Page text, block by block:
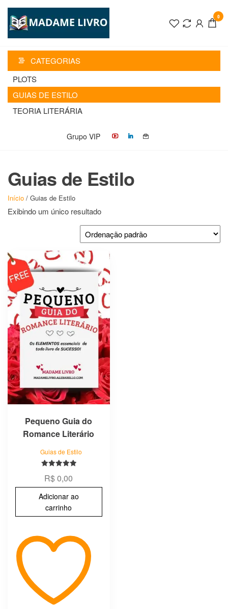
Pular
para
MADAME
0
CATEGORIAS
PLOTS
GUIAS DE ESTILO
TEORIA LITERÁRIA
Grupo VIP
Guias de Estilo
Início / Guias de Estilo
Exibindo um único resultado
Pequeno Guia do
Romance Literário
Guias de Estilo
5.00
de 5
R$0,00
Adicionar ao
carrinho